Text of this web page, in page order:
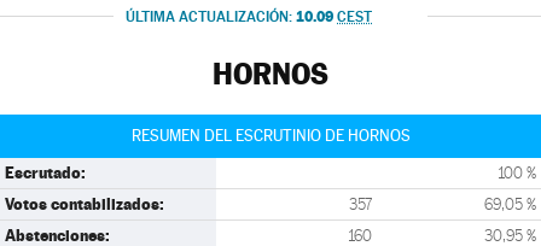
ÚLTIMA ACTUALIZACIÓN: 10.09 CEST
HORNOS
RESUMEN DEL ESCRUTINIO DE HORNOS
Escrutado: 100 %
Votos contabilizados: 357 69,05 %
Abstenciones: 160 30,95 %